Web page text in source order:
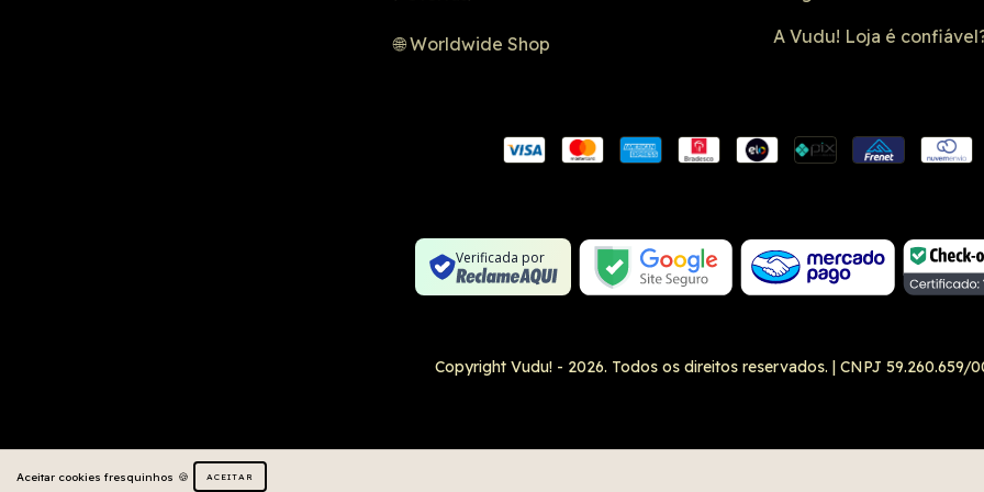
Aceitar cookies fresquinhos ACEITAR
🌐 Worldwide Shop
A Vudu! Loja é
Verificada por
Conexão
Copyright Vudu! - 2026. Todos os direitos reservados.